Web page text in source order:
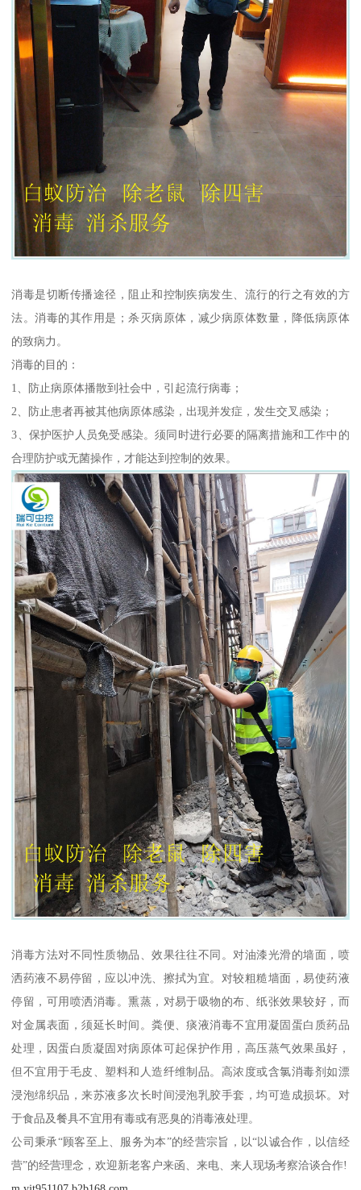
消毒是切断传播途径，阻止和控制疾病发生、流行的行之有效的方
法。消毒的其作用是；杀灭病原体，减少病原体数量，降低病原体
的致病力。
消毒的目的：
1、防止病原体播散到社会中，引起流行病毒；
2、防止患者再被其他病原体感染，出现并发症，发生交叉感染；
3、保护医护人员免受感染。须同时进行必要的隔离措施和工作中的
合理防护或无菌操作，才能达到控制的效果。
消毒方法对不同性质物品、效果往往不同。对油漆光滑的墙面，喷
洒药液不易停留，应以冲洗、擦拭为宜。对较粗糙墙面，易使药液
停留，可用喷洒消毒。熏蒸，对易于吸物的布、纸张效果较好，而
对金属表面，须延长时间。粪便、痰液消毒不宜用凝固蛋白质药品
处理，因蛋白质凝固对病原体可起保护作用，高压蒸气效果虽好，
但不宜用于毛皮、塑料和人造纤维制品。高浓度或含氯消毒剂如漂
浸泡绵织品，来苏液多次长时间浸泡乳胶手套，均可造成损坏。对
于食品及餐具不宜用有毒或有恶臭的消毒液处理。
公司秉承“顾客至上、服务为本”的经营宗旨，以“以诚合作，以信经
营”的经营理念，欢迎新老客户来函、来电、来人现场考察洽谈合作!